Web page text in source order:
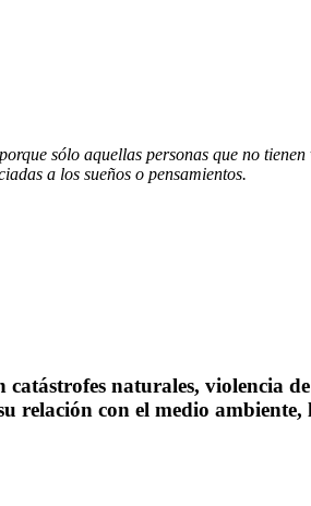
sólo aquellas personas que no
a los sueños o pensamientos.
naturales, violencia
relación con el medio